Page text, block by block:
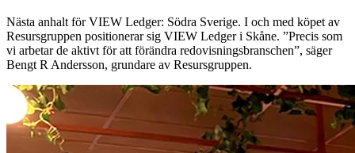
Nästa anhalt för VIEW Ledger: Södra Sverige. I och med köpet av
Resursgruppen positionerar sig VIEW Ledger i Skåne. ”Precis som
vi arbetar de aktivt för att förändra redovisningsbranschen”, säger
Bengt R Andersson, grundare av Resursgruppen.